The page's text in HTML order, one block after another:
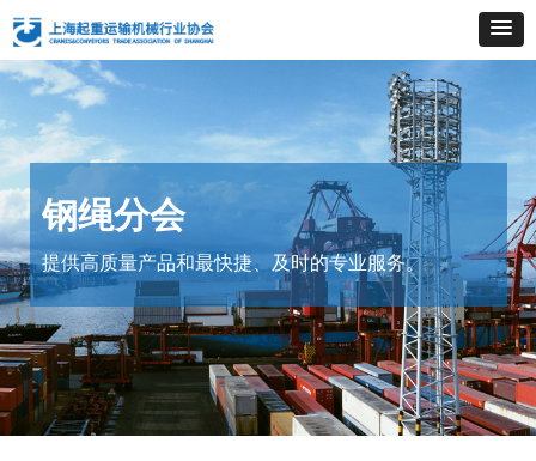
钢绳分会
提供高质量产品和最快捷、及时的专业服务。